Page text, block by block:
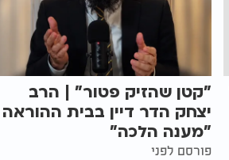
"קטן שהזיק פטור" | הרב
יצחק הדר דיין בבית ההוראה
"מענה הלכה"
פורסם לפני